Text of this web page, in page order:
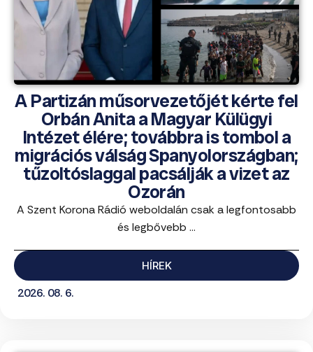
A Partizán műsorvezetőjét kérte fel
Orbán Anita a Magyar Külügyi
Intézet élére; továbbra is tombol a
migrációs válság Spanyolországban;
tűzoltóslaggal pacsálják a vizet az
Ozorán
A Szent Korona Rádió weboldalán csak a legfontosabb
és legbővebb ...
HÍREK
2026. 08. 6.